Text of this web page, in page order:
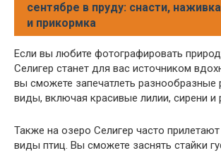
сентябре в пруду: снасти, наживка
и прикормка
Если вы любите фотографировать
Селигер станет для вас источником
вы сможете запечатлеть разнообразные
виды, включая красивые лилии, сирени и
Также на озеро Селигер часто
виды птиц. Вы сможете заснять стайки